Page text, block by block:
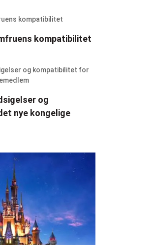
kompatibilitet
og
nye kongelige